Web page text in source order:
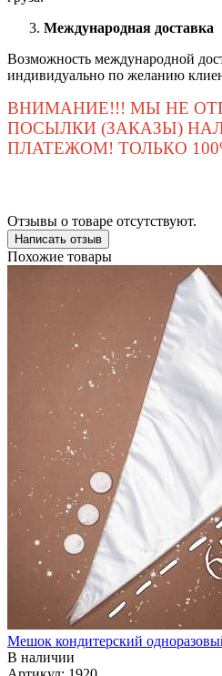
Международная доставка
Возможность международной
индивидуально по желанию
ВНИМАНИЕ!!! МЫ НЕ
ПОСЫЛКИ (ЗАКАЗЫ)
ПЛАТЕЖОМ! ТОЛЬКО
Отзывы о товаре отсутствуют.
Написать отзыв
Похожие товары
Мешок кондитерский
В наличии